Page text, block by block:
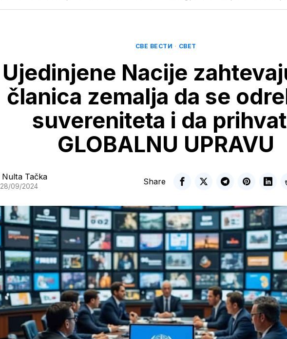
СВЕ ВЕСТИ · СВЕТ
Ujedinjene Nacije
članica zemalja da se
suvereniteta i da
GLOBALNU UPRAVU
Nulta Tačka
28/09/2024
Share